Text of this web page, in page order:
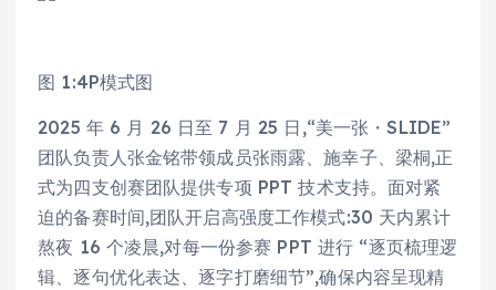
图 1:4P模式图
2025 年 6 月 26 日至 7 月 25 日,“美一张・SLIDE”
团队负责人张金铭带领成员张雨露、施幸子、梁桐,正
式为四支创赛团队提供专项 PPT 技术支持。面对紧
迫的备赛时间,团队开启高强度工作模式:30 天内累计
熬夜 16 个凌晨,对每一份参赛 PPT 进行 “逐页梳理逻
辑、逐句优化表达、逐字打磨细节”,确保内容呈现精